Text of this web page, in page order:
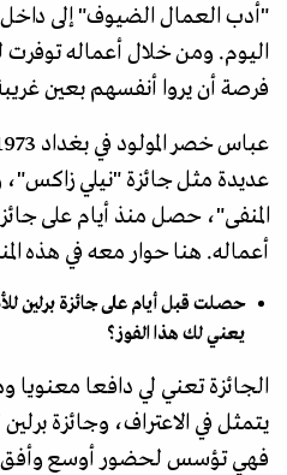
"أدب العمال الضيوف" إلى داخل
اليوم. ومن خلال أعماله توفرت
فرصة أن يروا أنفسهم بعين
عديدة مثل جائزة "نيلي زاكس"،
المنفى"، حصل منذ أيام على
أعماله. هنا حوار معه في هذه
حصلت قبل أيام على جائزة برلين
يعني لك هذا الفوز؟
الجائزة تعني لي دافعا معنويا
يتمثل في الاعتراف، وجائزة
فهي تؤسس لحضور أوسع وأفق